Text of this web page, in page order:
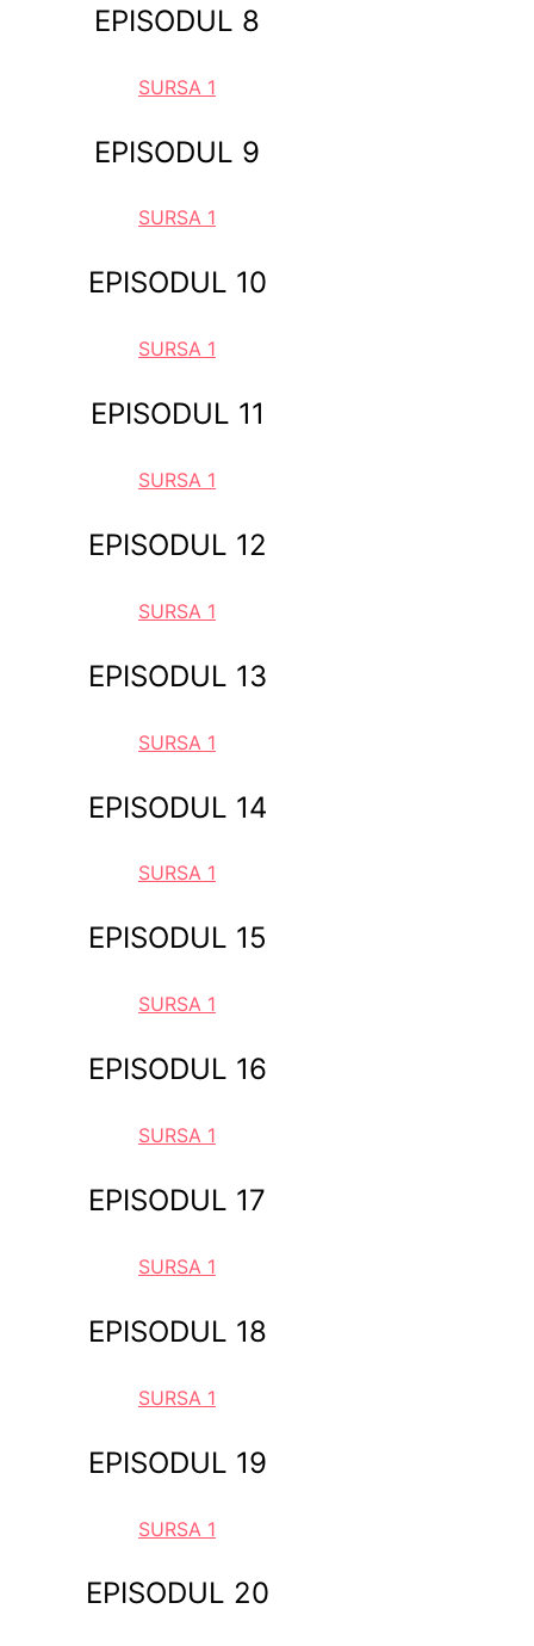
EPISODUL 8
SURSA 1
EPISODUL 9
SURSA 1
EPISODUL 10
SURSA 1
EPISODUL 11
SURSA 1
EPISODUL 12
SURSA 1
EPISODUL 13
SURSA 1
EPISODUL 14
SURSA 1
EPISODUL 15
SURSA 1
EPISODUL 16
SURSA 1
EPISODUL 17
SURSA 1
EPISODUL 18
SURSA 1
EPISODUL 19
SURSA 1
EPISODUL 20